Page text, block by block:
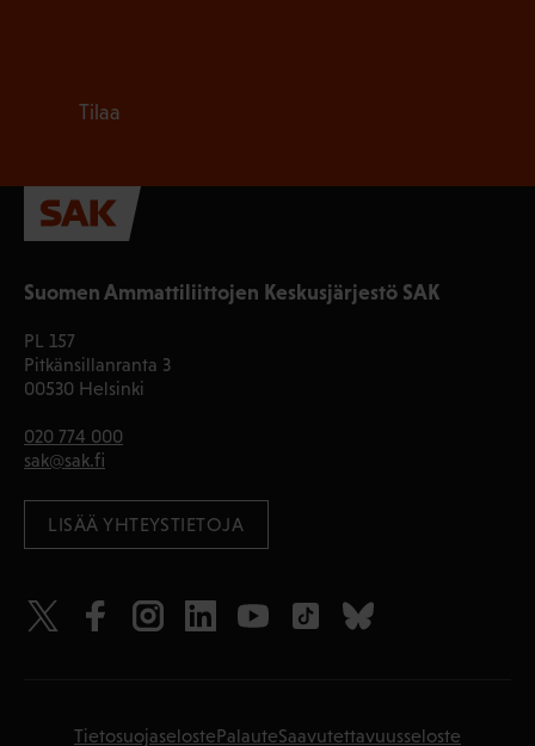
Suomen Ammattiliittojen Keskusjärjestö SAK
PL 157
Pitkänsillanranta 3
00530 Helsinki
020 774 000
sak@sak.fi
LISÄÄ YHTEYSTIETOJA
Tilaa
TietosuojaselostePalauteSaavutettavuusseloste